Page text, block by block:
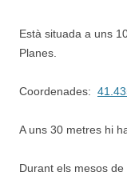
Està situada a uns
Planes.
Coordenades:
A uns 30 metres hi
Durant els mesos